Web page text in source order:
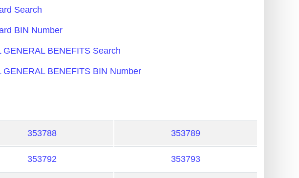
Search
BIN Number
GENERAL BENEFITS Search
GENERAL BENEFITS BIN Number
353788 353789
353792 353793